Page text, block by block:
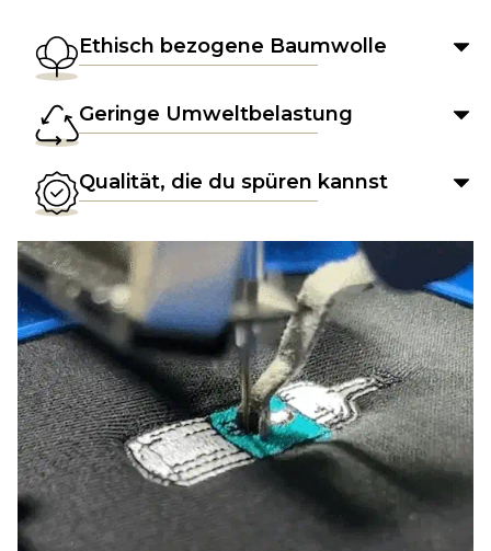
Ethisch bezogene Baumwolle
Geringe Umweltbelastung
Qualität, die du spüren kannst